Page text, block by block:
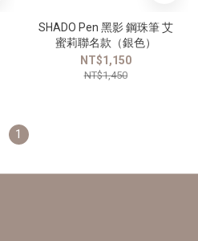
SHADO Pen 黑影 鋼珠筆 艾
蜜莉聯名款（銀色）
NT$1,150
NT$1,450
1